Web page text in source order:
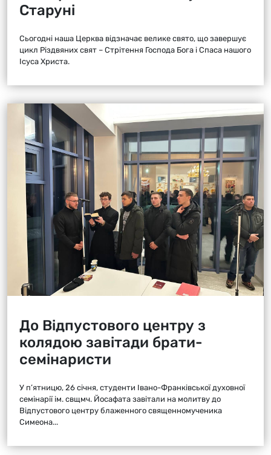
Старуні
Сьогодні наша Церква відзначає велике свято, що завершує
цикл Різдвяних свят – Стрітення Господа Бога і Спаса нашого
Ісуса Христа.
До Відпустового центру з
колядою завітади брати-
семінаристи
У п’ятницю, 26 січня, студенти Івано-Франківської духовної
семінарії ім. свщмч. Йосафата завітали на молитву до
Відпустового центру блаженного священномученика
Симеона...